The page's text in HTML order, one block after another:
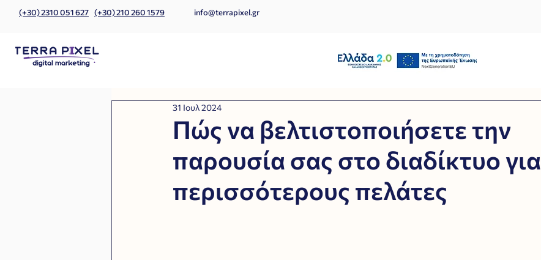
(+30) 2310 051 627 (+30) 210 260 1579 info@terrapixel.gr
Πώς να βελτιστοποιήσετε την
παρουσία σας στο διαδίκτυο για
περισσότερους πελάτες
31 Ιουλ 2024